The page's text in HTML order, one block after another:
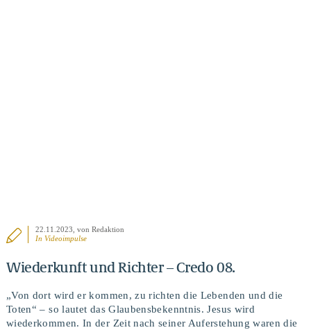
22.11.2023 , von Redaktion
InVideoimpulse
Wiederkunft und Richter – Credo 08.
„Von dort wird er kommen, zu richten die Lebenden und die
Toten“ – so lautet das Glaubensbekenntnis. Jesus wird
wiederkommen. In der Zeit nach seiner Auferstehung waren die